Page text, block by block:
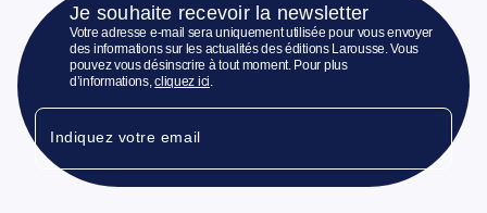
Je souhaite recevoir la newsletter
Votre adresse e-mail sera uniquement utilisée pour vous envoyer
des informations sur les actualités des éditions Larousse. Vous
pouvez vous désinscrire à tout moment. Pour plus
d’informations,cliquez ici.
Indiquez votre email